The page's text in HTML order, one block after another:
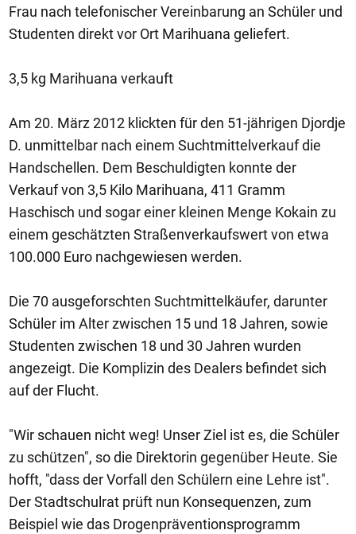
Frau nach telefonischer Vereinbarung an Schüler und
Studenten direkt vor Ort Marihuana geliefert.
3,5 kg Marihuana verkauft
Am 20. März 2012 klickten für den 51-jährigen Djordje
D. unmittelbar nach einem Suchtmittelverkauf die
Handschellen. Dem Beschuldigten konnte der
Verkauf von 3,5 Kilo Marihuana, 411 Gramm
Haschisch und sogar einer kleinen Menge Kokain zu
einem geschätzten Straßenverkaufswert von etwa
100.000 Euro nachgewiesen werden.
Die 70 ausgeforschten Suchtmittelkäufer, darunter
Schüler im Alter zwischen 15 und 18 Jahren, sowie
Studenten zwischen 18 und 30 Jahren wurden
angezeigt. Die Komplizin des Dealers befindet sich
auf der Flucht.
"Wir schauen nicht weg! Unser Ziel ist es, die Schüler
zu schützen", so die Direktorin gegenüber Heute. Sie
hofft, "dass der Vorfall den Schülern eine Lehre ist".
Der Stadtschulrat prüft nun Konsequenzen, zum
Beispiel wie das Drogenpräventionsprogramm